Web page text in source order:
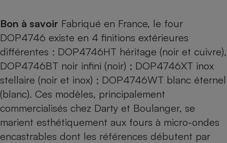
Bon à savoir Fabriqué en France, le four
DOP4746 existe en 4 finitions extérieures
différentes : DOP4746HT héritage (noir et cuivre),
DOP4746BT noir infini (noir) ; DOP4746XT inox
stellaire (noir et inox) ; DOP4746WT blanc éternel
(blanc). Ces modèles, principalement
commercialisés chez Darty et Boulanger, se
marient esthétiquement aux fours à micro-ondes
encastrables dont les références débutent par